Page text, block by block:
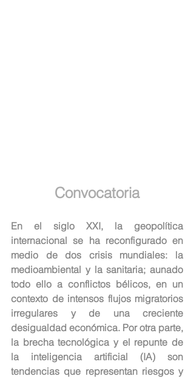
Convocatoria
En el siglo XXI, la geopolítica
internacional se ha reconfigurado en
medio de dos crisis mundiales: la
medioambiental y la sanitaria; aunado
todo ello a conflictos bélicos, en un
contexto de intensos flujos migratorios
irregulares y de una creciente
desigualdad económica. Por otra parte,
la brecha tecnológica y el repunte de
la inteligencia artificial (IA) son
tendencias que representan riesgos y